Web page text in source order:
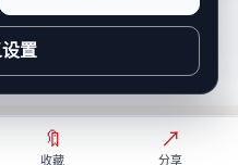
🔖
收藏
↗
分享
档隐私政策
设置
↗
热榜
○
我的